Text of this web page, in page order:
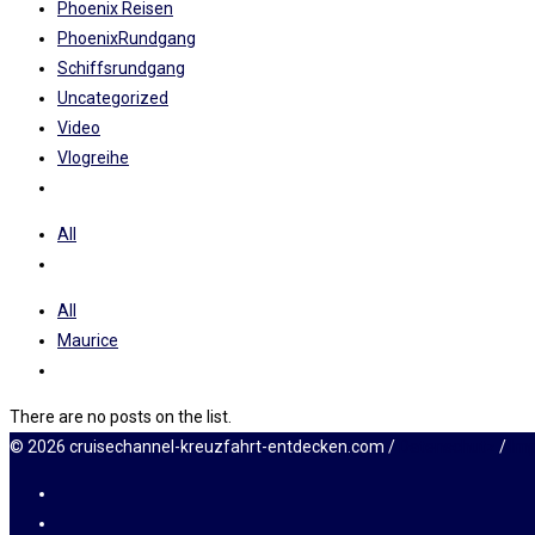
Phoenix Reisen
PhoenixRundgang
Schiffsrundgang
Uncategorized
Video
Vlogreihe
All
All
Maurice
There are no posts on the list.
© 2026 cruisechannel-kreuzfahrt-entdecken.com /
/